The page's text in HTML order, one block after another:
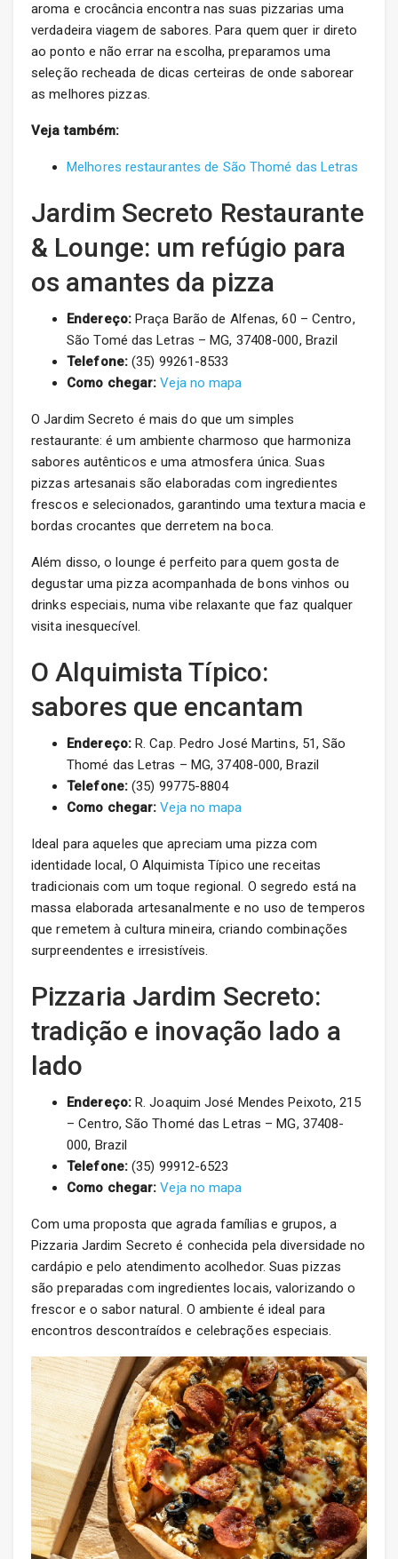
aroma e crocância encontra nas suas pizzarias uma
verdadeira viagem de sabores. Para quem quer ir direto
ao ponto e não errar na escolha, preparamos uma
seleção recheada de dicas certeiras de onde saborear
as melhores pizzas.
Veja também:
Melhores restaurantes de São Thomé das Letras
Jardim Secreto Restaurante
& Lounge: um refúgio para
os amantes da pizza
Endereço:Praça Barão de Alfenas, 60 – Centro,
São Tomé das Letras – MG, 37408-000, Brazil
Telefone:(35) 99261-8533
Como chegar: Veja no mapa
O Jardim Secreto é mais do que um simples
restaurante: é um ambiente charmoso que harmoniza
sabores autênticos e uma atmosfera única. Suas
pizzas artesanais são elaboradas com ingredientes
frescos e selecionados, garantindo uma textura macia e
bordas crocantes que derretem na boca.
Além disso, o lounge é perfeito para quem gosta de
degustar uma pizza acompanhada de bons vinhos ou
drinks especiais, numa vibe relaxante que faz qualquer
visita inesquecível.
O Alquimista Típico:
sabores que encantam
Endereço:R. Cap. Pedro José Martins, 51, São
Thomé das Letras – MG, 37408-000, Brazil
Telefone:(35) 99775-8804
Como chegar: Veja no mapa
Ideal para aqueles que apreciam uma pizza com
identidade local, O Alquimista Típico une receitas
tradicionais com um toque regional. O segredo está na
massa elaborada artesanalmente e no uso de temperos
que remetem à cultura mineira, criando combinações
surpreendentes e irresistíveis.
Pizzaria Jardim Secreto:
tradição e inovação lado a
lado
Endereço:R. Joaquim José Mendes Peixoto, 215
– Centro, São Thomé das Letras – MG, 37408-
000, Brazil
Telefone:(35) 99912-6523
Como chegar: Veja no mapa
Com uma proposta que agrada famílias e grupos, a
Pizzaria Jardim Secreto é conhecida pela diversidade no
cardápio e pelo atendimento acolhedor. Suas pizzas
são preparadas com ingredientes locais, valorizando o
frescor e o sabor natural. O ambiente é ideal para
encontros descontraídos e celebrações especiais.